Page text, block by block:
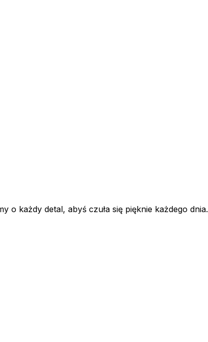
o każdy detal, abyś czuła się pięknie każdego dnia.